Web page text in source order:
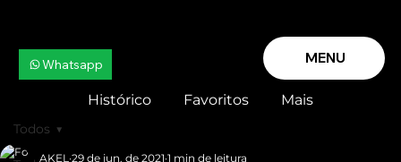
MENU
Whatsapp
Histórico Favoritos Mais
Todos
AKEL 29 de jun. de 2021 1 min de leitura